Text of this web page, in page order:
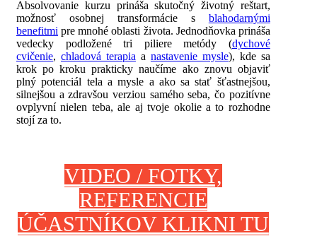
Absolvovanie kurzu prináša skutočný životný reštart,
možnosť osobnej transformácie s blahodarnými
benefitmi pre mnohé oblasti života. Jednodňovka prináša
vedecky podložené tri piliere metódy (dychové
cvičenie, chladová terapia a nastavenie mysle), kde sa
krok po kroku prakticky naučíme ako znovu objaviť
plný potenciál tela a mysle a ako sa stať šťastnejšou,
silnejšou a zdravšou verziou samého seba, čo pozitívne
ovplyvní nielen teba, ale aj tvoje okolie a to rozhodne
stojí za to.
VIDEO / FOTKY,
REFERENCIE
ÚČASTNÍKOV KLIKNI TU